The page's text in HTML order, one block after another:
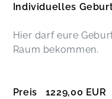
Individuelles
Hier darf eure
Raum bekommen.
Preis 1229,00 EUR